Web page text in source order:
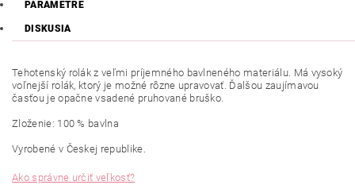
PARAMETRE
DISKUSIA
Tehotenský rolák z veľmi príjemného bavlneného materiálu. Má vysoký
voľnejší rolák, ktorý je možné rôzne upravovať. Ďalšou zaujímavou
časťou je opačne vsadené pruhované bruško.
Zloženie: 100 % bavlna
Vyrobené v Českej republike.
Ako správne určiť veľkosť?